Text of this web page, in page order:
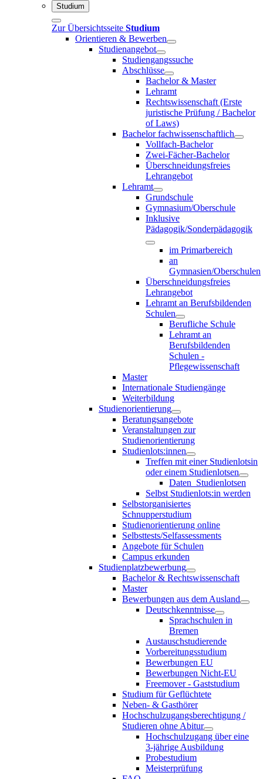
Studium
Zur Übersichtsseite Studium
Orientieren & Bewerben
Studienangebot
Studiengangssuche
Abschlüsse
Bachelor & Master
Lehramt
Rechtswissenschaft (Erste
juristische Prüfung / Bachelor
of Laws)
Bachelor fachwissenschaftlich
Vollfach-Bachelor
Zwei-Fächer-Bachelor
Überschneidungsfreies
Lehrangebot
Lehramt
Grundschule
Gymnasium/Oberschule
Inklusive
Pädagogik/Sonderpädagogik
im Primarbereich
an
Gymnasien/Oberschulen
Überschneidungsfreies
Lehrangebot
Lehramt an Berufsbildenden
Schulen
Berufliche Schule
Lehramt an
Berufsbildenden
Schulen -
Pflegewissenschaft
Master
Internationale Studiengänge
Weiterbildung
Studienorientierung
Beratungsangebote
Veranstaltungen zur
Studienorientierung
Studienlots:innen
Treffen mit einer Studienlotsin
oder einem Studienlotsen
Daten_Studienlotsen
Selbst Studienlots:in werden
Selbstorganisiertes
Schnupperstudium
Studienorientierung online
Selbsttests/Selfassessments
Angebote für Schulen
Campus erkunden
Studienplatzbewerbung
Bachelor & Rechtswissenschaft
Master
Bewerbungen aus dem Ausland
Deutschkenntnisse
Sprachschulen in
Bremen
Austauschstudierende
Vorbereitungsstudium
Bewerbungen EU
Bewerbungen Nicht-EU
Freemover - Gaststudium
Studium für Geflüchtete
Neben- & Gasthörer
Hochschulzugangsberechtigung /
Studieren ohne Abitur
Hochschulzugang über eine
3-jährige Ausbildung
Probestudium
Meisterprüfung